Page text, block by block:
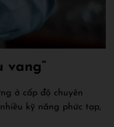
vang”
ở cấp độ chuyên
kỹ năng phức tạp,